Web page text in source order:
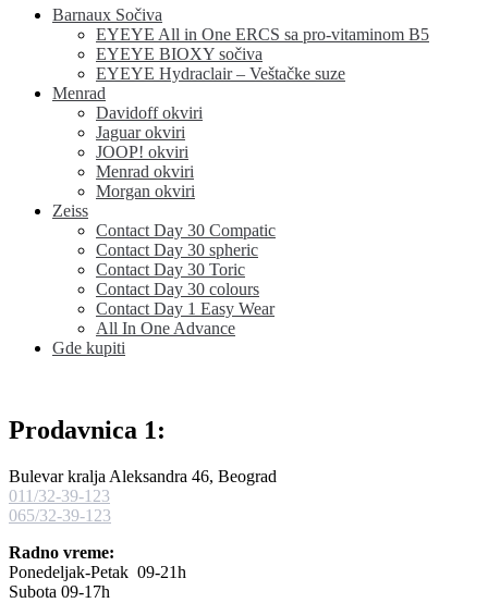
Barnaux Sočiva
EYEYE All in One ERCS sa pro-vitaminom B5
EYEYE BIOXY sočiva
EYEYE Hydraclair – Veštačke suze
Menrad
Davidoff okviri
Jaguar okviri
JOOP! okviri
Menrad okviri
Morgan okviri
Zeiss
Contact Day 30 Compatic
Contact Day 30 spheric
Contact Day 30 Toric
Contact Day 30 colours
Contact Day 1 Easy Wear
All In One Advance
Gde kupiti
Prodavnica 1:
Bulevar kralja Aleksandra 46, Beograd
011/32-39-123
065/32-39-123
Radno vreme:
Ponedeljak-Petak 09-21h
Subota 09-17h